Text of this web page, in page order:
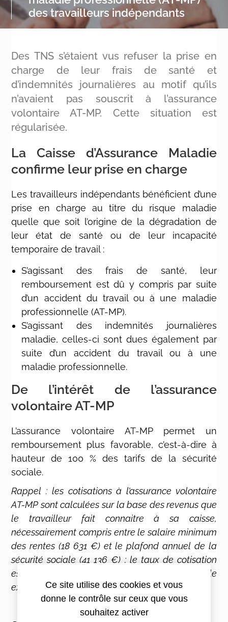
des travailleurs indépendants
Des TNS s’étaient vus refuser la prise en
charge de leur frais de santé et
d’indemnités journalières au motif qu’ils
n’avaient pas souscrit à l’assurance
volontaire AT-MP. Cette situation est
régularisée.
La Caisse d’Assurance Maladie
confirme leur prise en charge
Les travailleurs indépendants bénéficient d’une
prise en charge au titre du risque maladie
quelle que soit l’origine de la dégradation de
leur état de santé ou de leur incapacité
temporaire de travail :
S’agissant des frais de santé, leur
remboursement est dû y compris par suite
d’un accident du travail ou à une maladie
professionnelle (AT-MP).
S’agissant des indemnités journalières
maladie, celles-ci sont dues également par
suite d’un accident du travail ou à une
maladie professionnelle.
De l’intérêt de l’assurance
volontaire AT-MP
L’assurance volontaire AT-MP permet un
remboursement plus favorable, c’est-à-dire à
hauteur de 100 % des tarifs de la sécurité
sociale.
Rappel : les cotisations à l’assurance volontaire
AT-MP sont calculées sur la base des revenus que
le travailleur fait connaitre à sa caisse,
nécessairement compris entre le salaire minimum
des rentes (18 631 €) et le plafond annuel de la
sécurité sociale (41 136 €) ; le taux de cotisation
est celui correspondant à l’activité professionnelle
exercée, minoré de 20 %.
Ce site utilise des cookies et vous
donne le contrôle sur ceux que vous
souhaitez activer